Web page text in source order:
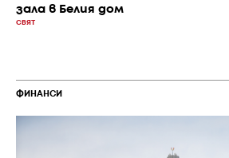
зала в Белия дом
СВЯТ
ФИНАНСИ